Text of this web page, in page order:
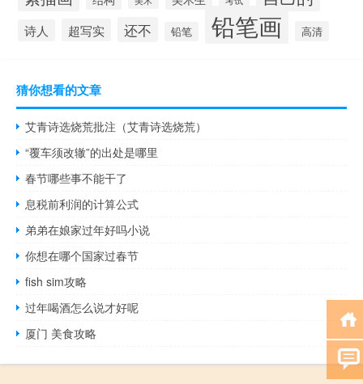
诗人 超写实 还不 铅笔 铅笔画 高清
猜你想看的文章
艾青诗选烧荒批注（艾青诗选烧荒）
“覆车须改辙”的出处是哪里
春节哪些事不能干了
息税前利润的计算公式
弟弟在娘家过年好吗小说
你想在哪个国家过春节
fish sim攻略
过年喝酒怎么说才好呢
厦门 美食攻略